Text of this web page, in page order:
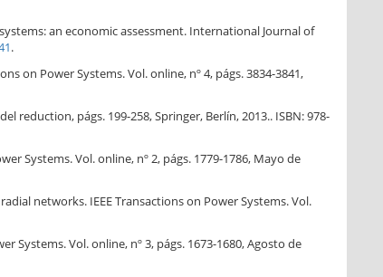
an economic assessment. International Journal of
.
on Power Systems. Vol. online, nº 4, págs. 3834-3841,
reduction, págs. 199-258, Springer, Berlín, 2013.. ISBN: 978-
Systems. Vol. online, nº 2, págs. 1779-1786, Mayo de
networks. IEEE Transactions on Power Systems. Vol.
Systems. Vol. online, nº 3, págs. 1673-1680, Agosto de